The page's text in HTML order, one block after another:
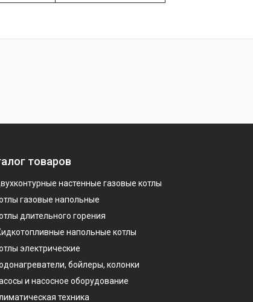
товаров
настенные газовые котлы
газовые напольные
длительного горения
напольные котлы
электрические
бойлеры, колонки
и насосное оборудование
техника